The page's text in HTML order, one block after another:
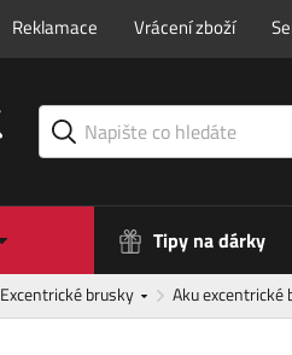
Reklamace Vrácení zboží
Tipy na dárky
Excentrické brusky Aku excentrické